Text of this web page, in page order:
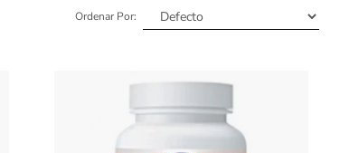
Ordenar Por: